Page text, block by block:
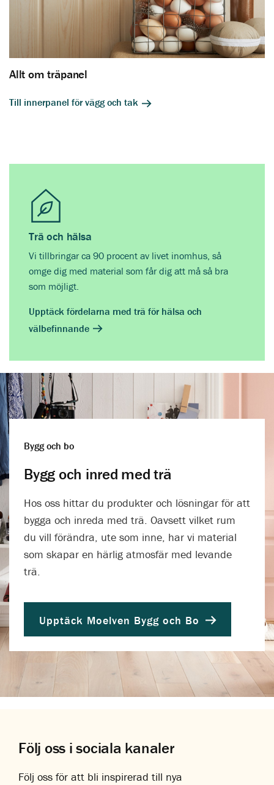
Allt om träpanel
Till innerpanel för vägg och tak
Trä och hälsa
Vi tillbringar ca 90 procent av livet inomhus, så
omge dig med material som får dig att må så bra
som möjligt.
Upptäck fördelarna med trä för hälsa och
välbefinnande
Bygg och bo
Bygg och inred med trä
Hos oss hittar du produkter och lösningar för att
bygga och inreda med trä. Oavsett vilket rum
du vill förändra, ute som inne, har vi material
som skapar en härlig atmosfär med levande
trä.
Upptäck Moelven Bygg och Bo
Följ oss i sociala kanaler
Följ oss för att bli inspirerad till nya